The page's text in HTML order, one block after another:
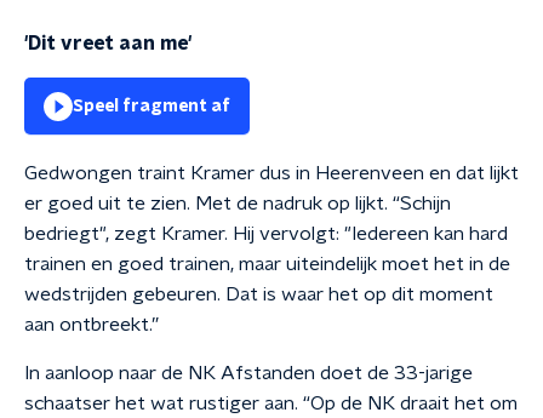
'Dit vreet aan me'
Speel fragment af
Gedwongen traint Kramer dus in Heerenveen en dat lijkt
er goed uit te zien. Met de nadruk op lijkt. “Schijn
bedriegt", zegt Kramer. Hij vervolgt: "Iedereen kan hard
trainen en goed trainen, maar uiteindelijk moet het in de
wedstrijden gebeuren. Dat is waar het op dit moment
aan ontbreekt.”
In aanloop naar de NK Afstanden doet de 33-jarige
schaatser het wat rustiger aan. “Op de NK draait het om